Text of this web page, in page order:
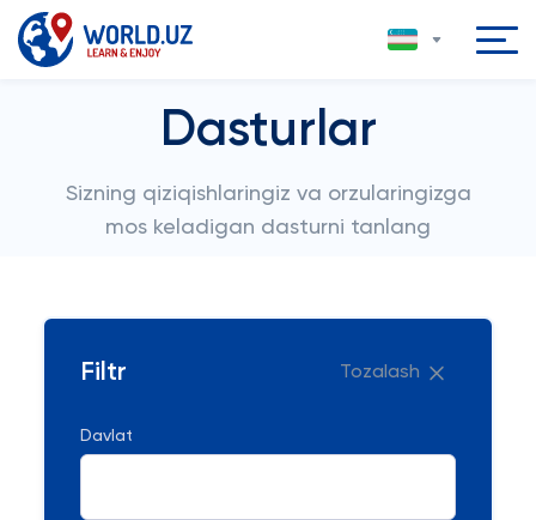
Dasturlar
Sizning qiziqishlaringiz va orzularingizga
mos keladigan dasturni tanlang
Filtr Tozalash
Davlat